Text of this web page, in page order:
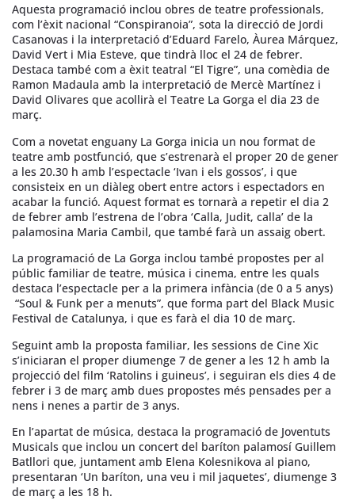
Aquesta programació inclou obres de teatre professionals,
com l’èxit nacional “Conspiranoia”, sota la direcció de Jordi
Casanovas i la interpretació d’Eduard Farelo, Àurea Márquez,
David Vert i Mia Esteve, que tindrà lloc el 24 de febrer.
Destaca també com a èxit teatral “El Tigre”, una comèdia de
Ramon Madaula amb la interpretació de Mercè Martínez i
David Olivares que acollirà el Teatre La Gorga el dia 23 de
març.
Com a novetat enguany La Gorga inicia un nou format de
teatre amb postfunció, que s’estrenarà el proper 20 de gener
a les 20.30 h amb l’espectacle ‘Ivan i els gossos’, i que
consisteix en un diàleg obert entre actors i espectadors en
acabar la funció. Aquest format es tornarà a repetir el dia 2
de febrer amb l’estrena de l’obra ‘Calla, Judit, calla’ de la
palamosina Maria Cambil, que també farà un assaig obert.
La programació de La Gorga inclou també propostes per al
públic familiar de teatre, música i cinema, entre les quals
destaca l’espectacle per a la primera infància (de 0 a 5 anys)
“Soul & Funk per a menuts”, que forma part del Black Music
Festival de Catalunya, i que es farà el dia 10 de març.
Seguint amb la proposta familiar, les sessions de Cine Xic
s’iniciaran el proper diumenge 7 de gener a les 12 h amb la
projecció del film ‘Ratolins i guineus’, i seguiran els dies 4 de
febrer i 3 de març amb dues propostes més pensades per a
nens i nenes a partir de 3 anys.
En l’apartat de música, destaca la programació de Joventuts
Musicals que inclou un concert del baríton palamosí Guillem
Batllori que, juntament amb Elena Kolesnikova al piano,
presentaran ‘Un baríton, una veu i mil jaquetes’, diumenge 3
de març a les 18 h.